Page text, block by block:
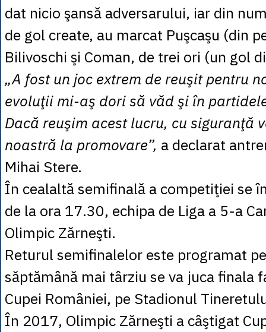
dat nicio şansă adversarului, iar din
de gol create, au marcat Puşcaşu (din
Bilivoschi şi Coman, de trei ori (un gol
„A fost un joc extrem de reuşit pentru
evoluţii mi-aş dori să văd şi în
Dacă reuşim acest lucru, cu siguranţă
noastră la promovare”, a declarat
Mihai Stere.
În cealaltă semifinală a competiţiei se
de la ora 17.30, echipa de Liga a 5-a
Olimpic Zărneşti.
Returul semifinalelor este programat
săptămână mai târziu se va juca finala
Cupei României, pe Stadionul
În 2017, Olimpic Zărneşti a câştigat